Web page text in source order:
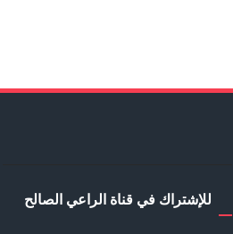
للإشتراك في قناة الراعي الصالح